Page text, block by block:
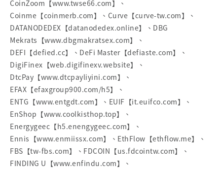
CoinZoom【www.twse66.com】、
Coinme【coinmerb.com】、Curve【curve-tw.com】、
DATANODEDEX【datanodedex.online】、DBG
Mekrats【www.dbgmakratsex.com】、
DEFI【defied.cc】、DeFi Master【defiaste.com】、
DigiFinex【web.digifinexv.website】、
DtcPay【www.dtcpayliyini.com】、
EFAX【efaxgroup900.com/h5】、
ENTG【www.entgdt.com】、EUIF【it.euifco.com】、
EnShop【www.coolkisthop.top】、
Energygeec【h5.enengygeec.com】、
Ennis【www.enmiissx.com】、EthFlow【ethflow.me】、
FBS【tw-fbs.com】、FDCOIN【us.fdcointw.com】、
FINDING U【www.enfindu.com】、